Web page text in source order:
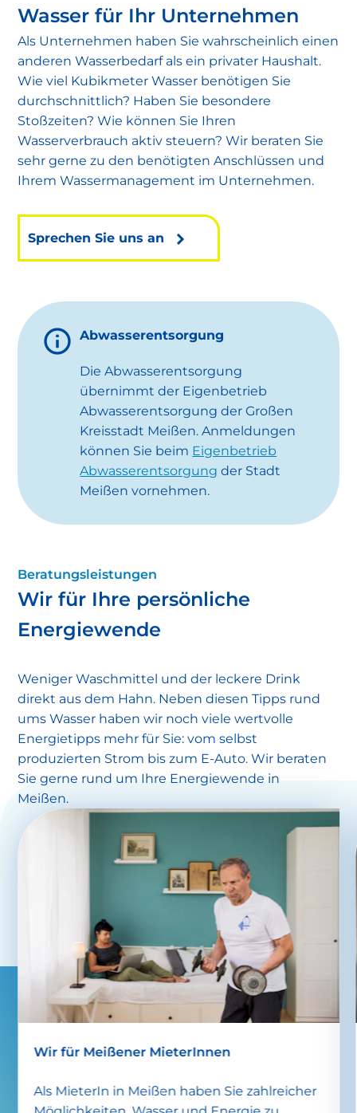
Wasser für Ihr Unternehmen
Als Unternehmen haben Sie wahrscheinlich einen
anderen Wasserbedarf als ein privater Haushalt.
Wie viel Kubikmeter Wasser benötigen Sie
durchschnittlich? Haben Sie besondere
Stoßzeiten? Wie können Sie Ihren
Wasserverbrauch aktiv steuern? Wir beraten Sie
sehr gerne zu den benötigten Anschlüssen und
Ihrem Wassermanagement im Unternehmen.
Sprechen Sie uns an
Abwasserentsorgung
Die Abwasserentsorgung
übernimmt der Eigenbetrieb
Abwasserentsorgung der Großen
Kreisstadt Meißen. Anmeldungen
können Sie beim Eigenbetrieb
Abwasserentsorgung der Stadt
Meißen vornehmen.
Wir für Ihre persönliche
Energiewende
Beratungsleistungen
Weniger Waschmittel und der leckere Drink
direkt aus dem Hahn. Neben diesen Tipps rund
ums Wasser haben wir noch viele wertvolle
Energietipps mehr für Sie: vom selbst
produzierten Strom bis zum E-Auto. Wir beraten
Sie gerne rund um Ihre Energiewende in
Meißen.
Wir für Meißener MieterInnen
Als MieterIn in Meißen haben Sie zahlreicher